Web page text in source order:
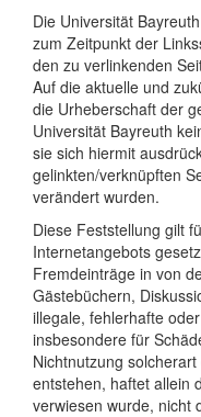
Die Universität
zum Zeitpunkt der
den zu verlinkenden
Auf die aktuelle und
die Urheberschaft der
Universität Bayreuth
sie sich hiermit
gelinkten/verknüpften
verändert wurden.
Diese Feststellung gilt
Internetangebots
Fremdeinträge in von
Gästebüchern,
illegale, fehlerhafte
insbesondere für
Nichtnutzung
entstehen, haftet allein
verwiesen wurde, nicht